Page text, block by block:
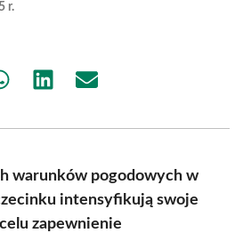
r.
Share Share
warunków pogodowych w
intensyfikują swoje
zapewnienie